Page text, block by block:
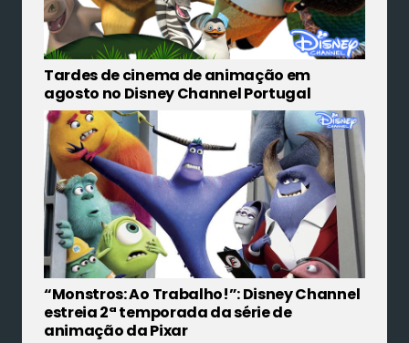
Tardes de cinema de animação em
agosto no Disney Channel Portugal
“Monstros: Ao Trabalho!”: Disney Channel
estreia 2ª temporada da série de
animação da Pixar